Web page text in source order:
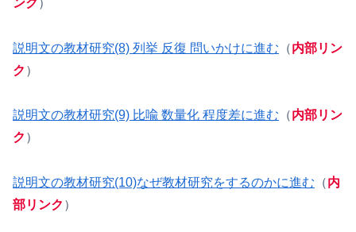
説明文の教材研究(8) 列挙 反復 問いかけに進む （内部リン
ク ）
説明文の教材研究(9) 比喩 数量化 程度差に進む （内部リン
ク ）
説明文の教材研究(10)なぜ教材研究をするのかに進む （内
部リンク ）